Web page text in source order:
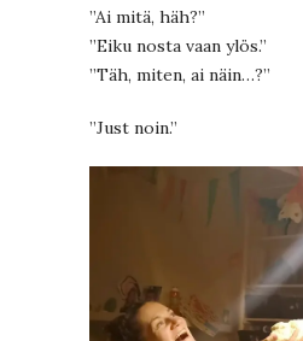
”Ai mitä, häh?”
”Eiku nosta vaan ylös.”
”Täh, miten, ai näin…?”
”Just noin.”